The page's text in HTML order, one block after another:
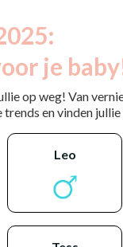
je
op weg! Van
en vinden
leo